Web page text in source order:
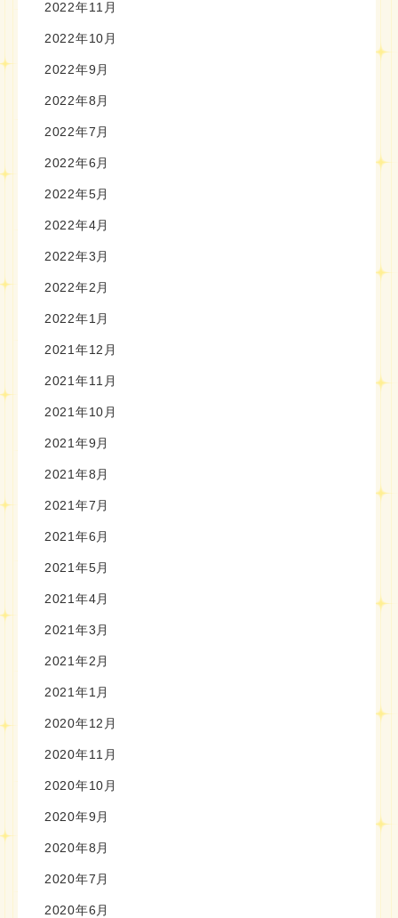
2022年11月
2022年10月
2022年9月
2022年8月
2022年7月
2022年6月
2022年5月
2022年4月
2022年3月
2022年2月
2022年1月
2021年12月
2021年11月
2021年10月
2021年9月
2021年8月
2021年7月
2021年6月
2021年5月
2021年4月
2021年3月
2021年2月
2021年1月
2020年12月
2020年11月
2020年10月
2020年9月
2020年8月
2020年7月
2020年6月